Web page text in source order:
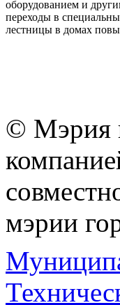
оборудованием и
переходы в
лестницы в домах
© Мэрия
мэрии